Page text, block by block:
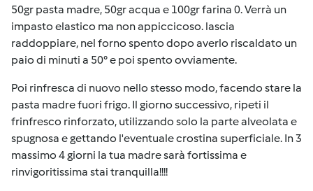
50gr pasta madre, 50gr acqua e 100gr farina 0. Verrà un
impasto elastico ma non appiccicoso. lascia
raddoppiare, nel forno spento dopo averlo riscaldato un
paio di minuti a 50° e poi spento ovviamente.
Poi rinfresca di nuovo nello stesso modo, facendo stare la
pasta madre fuori frigo. Il giorno successivo, ripeti il
frinfresco rinforzato, utilizzando solo la parte alveolata e
spugnosa e gettando l'eventuale crostina superficiale. In 3
massimo 4 giorni la tua madre sarà fortissima e
rinvigoritissima stai tranquilla!!!!